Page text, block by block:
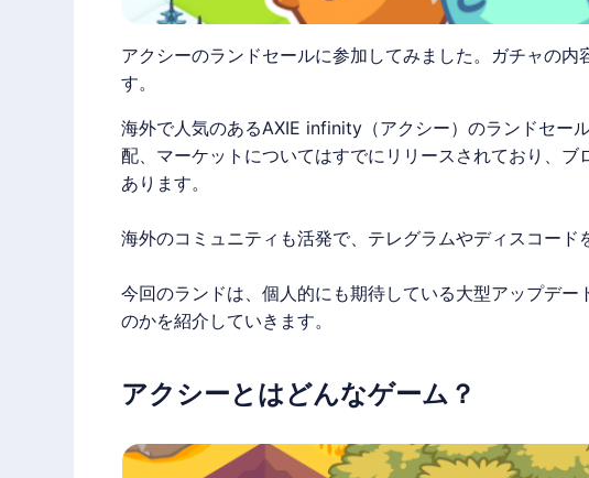
アクシーのランドセールに参加してみました。ガチャの
す。
海外で人気のあるAXIE infinity（アクシー）のランドセー
配、マーケットについてはすでにリリースされており、
あります。
海外のコミュニティも活発で、テレグラムやディスコード
今回のランドは、個人的にも期待している大型アップデ
のかを紹介していきます。
アクシーとはどんなゲーム？